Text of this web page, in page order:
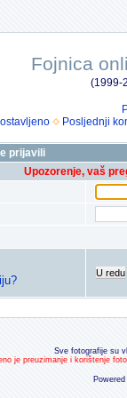
Fojnica
(1999-
Posljednji
prijavili
Upozorenje, vaš
U redu
Sve fotografije su
je preuzimanje i korištenje